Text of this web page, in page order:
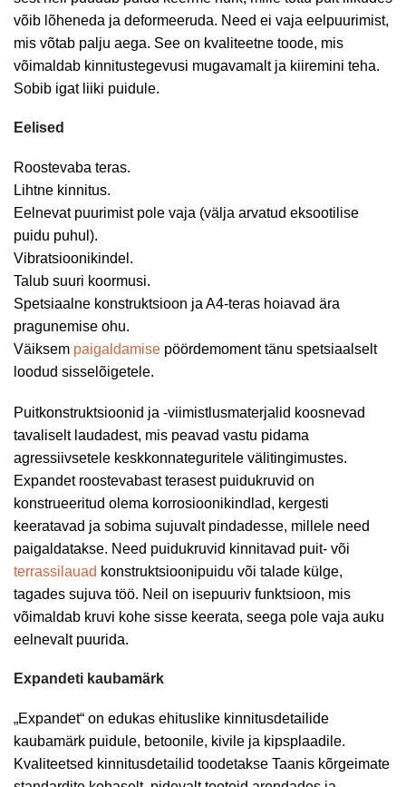
võib lõheneda ja deformeeruda. Need ei vaja eelpuurimist,
mis võtab palju aega. See on kvaliteetne toode, mis
võimaldab kinnitustegevusi mugavamalt ja kiiremini teha.
Sobib igat liiki puidule.
Eelised
Roostevaba teras.
Lihtne kinnitus.
Eelnevat puurimist pole vaja (välja arvatud eksootilise
puidu puhul).
Vibratsioonikindel.
Talub suuri koormusi.
Spetsiaalne konstruktsioon ja A4-teras hoiavad ära
pragunemise ohu.
Väiksem paigaldamise pöördemoment tänu spetsiaalselt
loodud sisselõigetele.
Puitkonstruktsioonid ja -viimistlusmaterjalid koosnevad
tavaliselt laudadest, mis peavad vastu pidama
agressiivsetele keskkonnateguritele välitingimustes.
Expandet roostevabast terasest puidukruvid on
konstrueeritud olema korrosioonikindlad, kergesti
keeratavad ja sobima sujuvalt pindadesse, millele need
paigaldatakse. Need puidukruvid kinnitavad puit- või
terrassilauad konstruktsioonipuidu või talade külge,
tagades sujuva töö. Neil on isepuuriv funktsioon, mis
võimaldab kruvi kohe sisse keerata, seega pole vaja auku
eelnevalt puurida.
Expandeti kaubamärk
„Expandet“ on edukas ehituslike kinnitusdetailide
kaubamärk puidule, betoonile, kivile ja kipsplaadile.
Kvaliteetsed kinnitusdetailid toodetakse Taanis kõrgeimate